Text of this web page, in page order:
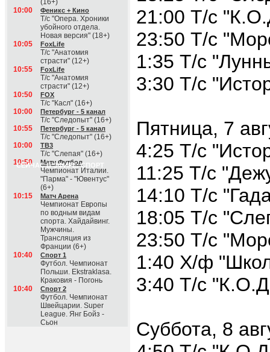
(16+)
10:00
Феникс + Кино
Т/с "Опера. Хроники
убойного отдела.
Новая версия" (18+)
10:05
FoxLife
Т/с "Анатомия
страсти" (12+)
10:55
FoxLife
Т/с "Анатомия
страсти" (12+)
10:50
FOX
Т/с "Касл" (16+)
10:00
Петербург - 5 канал
Т/с "Следопыт" (16+)
10:55
Петербург - 5 канал
Т/с "Следопыт" (16+)
10:00
ТВ3
Т/с "Слепая" (16+)
СЕЙЧАС В ЭФИРЕ: СПОРТ
10:50 Матч Футбол
Чемпионат Италии.
"Парма" - "Ювентус"
(6+)
10:15
Матч Арена
Чемпионат Европы
по водным видам
спорта. Хайдайвинг.
Мужчины.
Трансляция из
Франции (6+)
10:40
Спорт 1
Футбол. Чемпионат
Польши. Ekstraklasa.
Краковия - Погонь
10:40
Спорт 2
Футбол. Чемпионат
Швейцарии. Super
League. Янг Бойз -
Сьон
21:00 Т/с
23:50 Т/с
1:35 Т/с
3:30 Т/с
Пятница, 7
4:25 Т/с
11:25 Т/с
14:10 Т/с
18:05 Т/с
23:50 Т/с
1:40 Х/ф
3:40 Т/с
Суббота, 8